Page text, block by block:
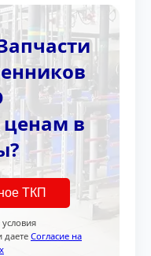
в
ТКП
даете Согласие на